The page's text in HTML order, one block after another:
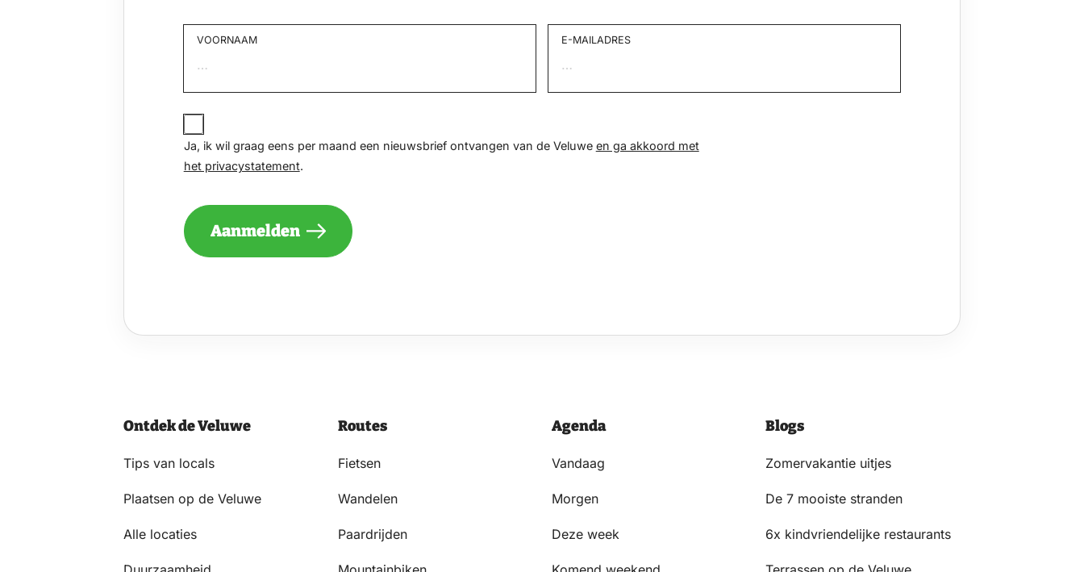
VOORNAAM E-MAILADRES
JA,
IK
WIL
GRAAG
PER
MAAND
EEN
NIEUWSBRIEF
HET
PRIVACYSTATEMENT.
Ja, ik wil graag eens per maand een nieuwsbrief ontvangen van de Veluwe en ga akkoord met
het privacystatement.
Aanmelden
Ontdek de Veluwe
Tips van locals
Plaatsen op de Veluwe
Alle locaties
Routes
Fietsen
Wandelen
Paardrijden
Agenda
Vandaag
Morgen
Deze week
Blogs
Zomervakantie uitjes
De 7 mooiste stranden
6x kindvriendelijke restaurants